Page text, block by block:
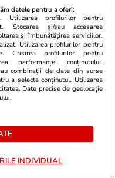
datele pentru a oferi:
Utilizarea profilurilor pentru
Stocarea și/sau accesarea
și îmbunătățirea serviciilor.
Utilizarea profilurilor pentru
Crearea profilurilor pentru
performanței conținutului.
combinații de date din surse
a selecta conținutul. Utilizarea
Date precise de geolocație
INDIVIDUAL